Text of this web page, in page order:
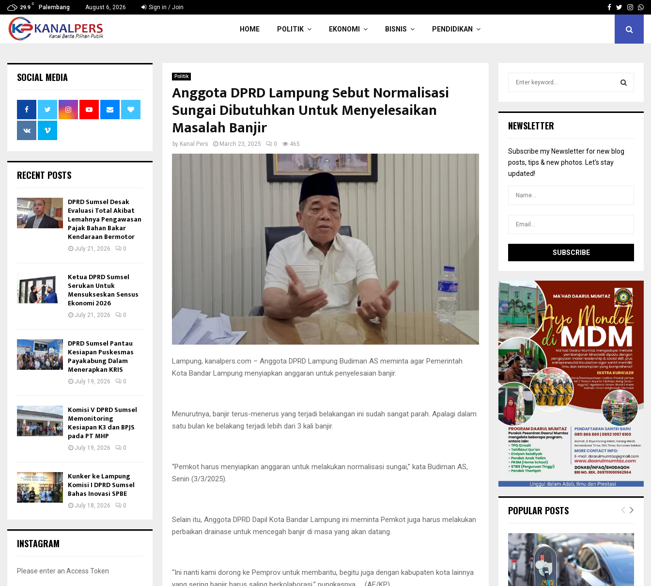
29.9
C
Palembang August 6, 2026 Sign in / Join Facebook
Twitter
HOME POLITIK EKONOMI BISNIS PENDIDIKAN
Politik
Anggota DPRD Lampung Sebut Normalisasi
Sungai Dibutuhkan Untuk Menyelesaikan
Masalah Banjir
by Kanal Pers March 23, 2025 0 465
Lampung, kanalpers.com – Anggota DPRD Lampung Budiman AS meminta agar Pemerintah
Kota Bandar Lampung menyiapkan anggaran untuk penyelesaian banjir.
Menurutnya, banjir terus-menerus yang terjadi belakangan ini sudah sangat parah. Apalagi dalam
satu bulan ke belakang terjadi lebih dari 3 kali banjir.
“Pemkot harus menyiapkan anggaran untuk melakukan normalisasi sungai,” kata Budiman AS,
Senin (3/3/2025).
Selain itu, Anggota DPRD Dapil Kota Bandar Lampung ini meminta Pemkot juga harus melakukan
perbaikan drainase untuk mencegah banjir di masa yang akan datang.
“Ini nanti kami dorong ke Pemprov untuk membantu, begitu juga dengan kabupaten kota lainnya
SOCIAL MEDIA
RECENT POSTS
DPRD Sumsel Desak
Evaluasi Total Akibat
Lemahnya Pengawasan
Pajak Bahan Bakar
Kendaraan Bermotor
July 21, 2026 0
Ketua DPRD Sumsel
Serukan Untuk
Mensukseskan Sensus
Ekonomi 2026
July 21, 2026 0
DPRD Sumsel Pantau
Kesiapan Puskesmas
Payakabung Dalam
Menerapkan KRIS
July 19, 2026 0
Komisi V DPRD Sumsel
Memonitoring
Kesiapan K3 dan BPJS
pada PT MHP
July 19, 2026 0
Kunker ke Lampung
Komisi I DPRD Sumsel
Bahas Inovasi SPBE
July 18, 2026 0
INSTAGRAM
Please enter an Access Token
h
o
NEWSLETTER
Subscribe my Newsletter for new blog
posts, tips & new photos. Let's stay
updated!
POPULAR POSTS